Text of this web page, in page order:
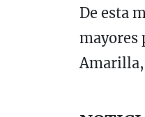
De esta
mayores